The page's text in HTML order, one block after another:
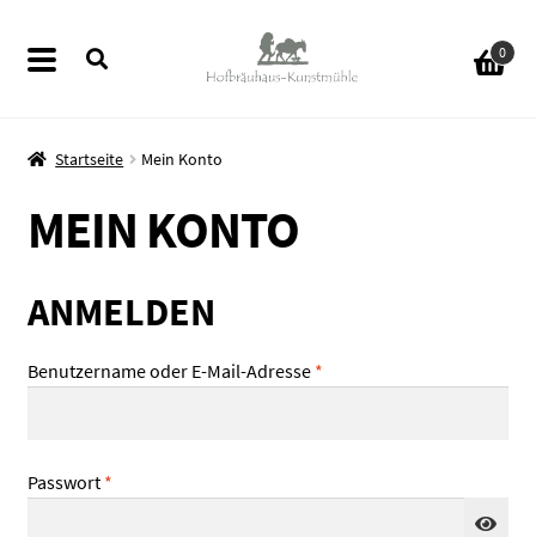
Navigation
Inhalt
0
Startseite Mein Konto
MEIN KONTO
ANMELDEN
Benutzername oder E-Mail-Adresse *Erforderlich
Passwort *Erforderlich